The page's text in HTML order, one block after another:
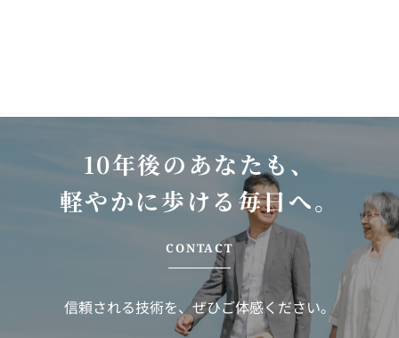
10年後のあなたも、
軽やかに歩ける毎日へ。
CONTACT
信頼される技術を、ぜひご体感ください。